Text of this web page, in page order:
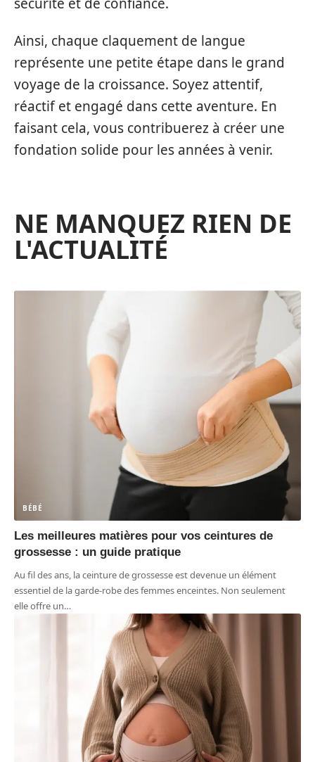
Ainsi, chaque claquement de langue
représente une petite étape dans le grand
voyage de la croissance. Soyez attentif,
réactif et engagé dans cette aventure. En
faisant cela, vous contribuerez à créer une
fondation solide pour les années à venir.
NE MANQUEZ RIEN DE
L'ACTUALITÉ
BÉBÉ
Les meilleures matières pour vos ceintures de
grossesse : un guide pratique
Au fil des ans, la ceinture de grossesse est devenue un élément
essentiel de la garde-robe des femmes enceintes. Non seulement
elle offre un…